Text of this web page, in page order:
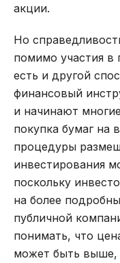
акции.
Но
помимо участия
есть и другой
финансовый
и начинают
покупка бумаг на
процедуры
инвестирования
поскольку
на более
публичной
понимать, что
может быть выше,